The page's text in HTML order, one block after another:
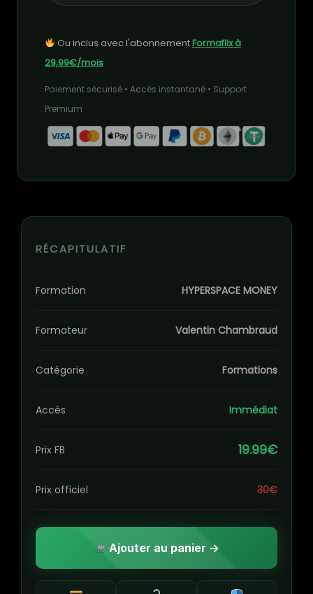
Ou inclus avec l'abonnementFormaflix à
29,99€/mois
Paiement sécurisé • Accès instantané • Support
Premium
RÉCAPITULATIF
Formation HYPERSPACE MONEY
Formateur Valentin Chambraud
Catégorie Formations
Accès Immédiat
Prix FB 19.99€
Prix officiel 30€
Ajouter au panier →